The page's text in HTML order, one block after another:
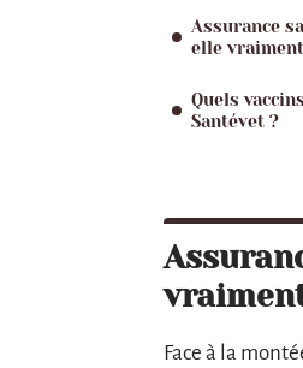
Assurance
elle
Quels
Santévet ?
Face à la